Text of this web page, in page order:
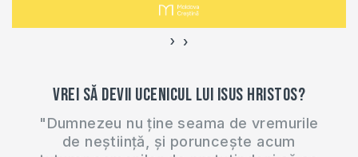
‹ ›
Vrei să devii ucenicul lui Isus Hristos?
"Dumnezeu nu ține seama de vremurile
de neștiință, și poruncește acum